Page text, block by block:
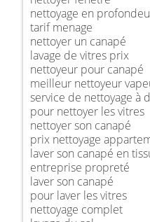
nettoyage en
tarif menage
nettoyer un canapé
lavage de vitres prix
nettoyeur pour canapé
meilleur nettoyeur
service de nettoyage à
pour nettoyer les vitres
nettoyer son canapé
prix nettoyage
laver son canapé en
entreprise propreté
laver son canapé
pour laver les vitres
nettoyage complet